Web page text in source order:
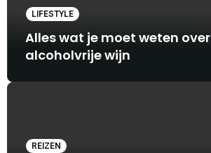
LIFESTYLE
Alles wat je moet weten over
alcoholvrije wijn
REIZEN